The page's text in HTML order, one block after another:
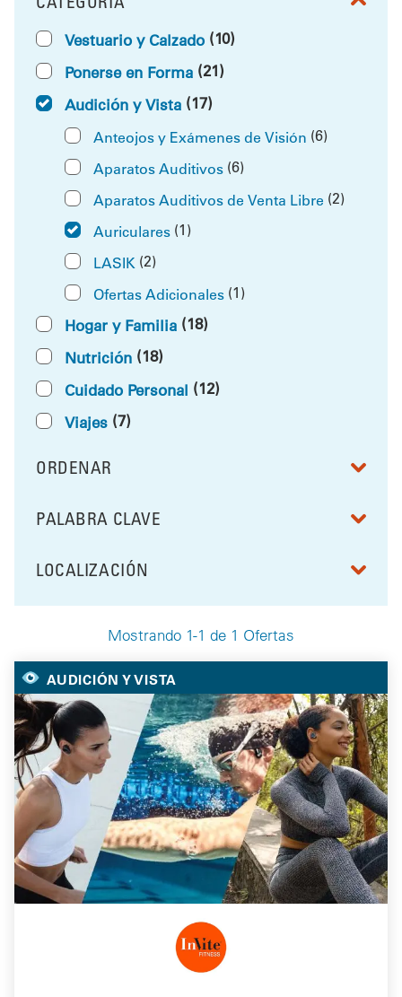
Mostrando 1-1 de 1 Ofertas
FILTRAR POR
Vestuario y Calzado (10)
Ponerse en Forma (21)
Audición y Vista (17)
Anteojos y Exámenes de Visión (6)
Aparatos Auditivos (6)
Aparatos Auditivos de Venta Libre (2)
Auriculares (1)
LASIK (2)
Ofertas Adicionales (1)
Hogar y Familia (18)
Nutrición (18)
Cuidado Personal (12)
Viajes (7)
ORDENAR
RESULTS BY
FILTRAR POR
PALABRA CLAVE
FILTRAR POR
LOCALIZACIÓN
Your Selected Deals
AUDICIÓN Y VISTA